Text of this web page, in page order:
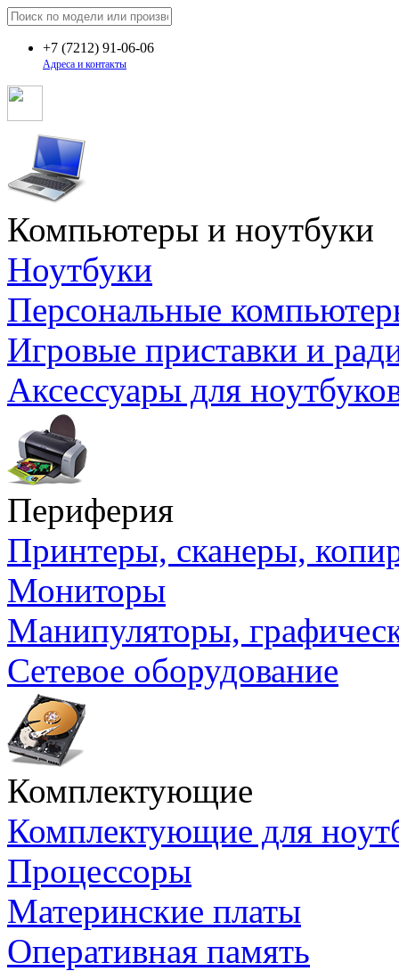
+7 (7212) 91-06-06
Адреса и контакты
Компьютеры и ноутбуки
Ноутбуки
Персональные
Игровые приставки и
Аксессуары для
Периферия
Принтеры, сканеры,
Мониторы
Манипуляторы,
Сетевое оборудование
Комплектующие
Комплектующие для
Процессоры
Материнские платы
Оперативная память